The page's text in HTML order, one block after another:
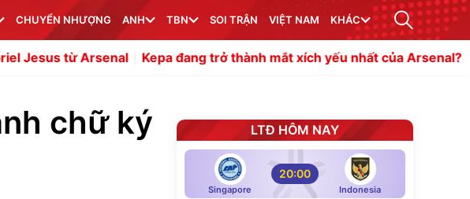
CHUYỂN NHƯỢNG ANH TBN SOI TRẬN VIỆT NAM KHÁC
Arsenal Kepa đang trở thành mắt xích yếu nhất của Arsenal? HLV
chữ ký
LTĐ HÔM NAY
Singapore
20:00
Indonesia